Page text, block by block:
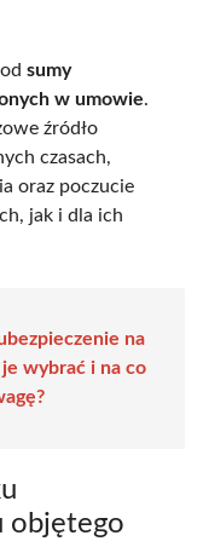
sumy
w umowie.
źródło
czasach,
oraz poczucie
jak i dla ich
na
wybrać i na co
objętego